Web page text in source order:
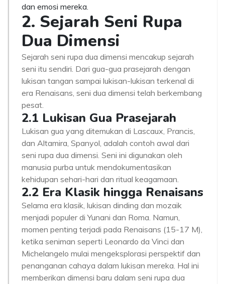
dan emosi mereka.
2. Sejarah Seni Rupa
Dua Dimensi
Sejarah seni rupa dua dimensi mencakup sejarah
seni itu sendiri. Dari gua-gua prasejarah dengan
lukisan tangan sampai lukisan-lukisan terkenal di
era Renaisans, seni dua dimensi telah berkembang
pesat.
2.1 Lukisan Gua Prasejarah
Lukisan gua yang ditemukan di Lascaux, Prancis,
dan Altamira, Spanyol, adalah contoh awal dari
seni rupa dua dimensi. Seni ini digunakan oleh
manusia purba untuk mendokumentasikan
kehidupan sehari-hari dan ritual keagamaan.
2.2 Era Klasik hingga Renaisans
Selama era klasik, lukisan dinding dan mozaik
menjadi populer di Yunani dan Roma. Namun,
momen penting terjadi pada Renaisans (15-17 M),
ketika seniman seperti Leonardo da Vinci dan
Michelangelo mulai mengeksplorasi perspektif dan
penanganan cahaya dalam lukisan mereka. Hal ini
memberikan dimensi baru dalam seni rupa dua